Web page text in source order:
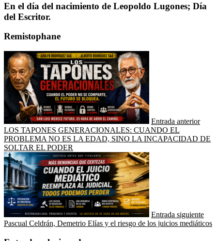
En el día del nacimiento de Leopoldo Lugones; Día
del Escritor.
Remistophane
Entrada anterior
LOS TAPONES GENERACIONALES: CUANDO EL
PROBLEMA NO ES LA EDAD, SINO LA INCAPACIDAD DE
SOLTAR EL PODER
Entrada siguiente
Pascual Celdrán, Demetrio Elías y el riesgo de los juicios mediáticos